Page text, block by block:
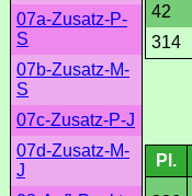
07a-Zusatz-P-
S
07b-Zusatz-M-
S
07c-Zusatz-P-J
07d-Zusatz-M-
J
42
314
Pl.